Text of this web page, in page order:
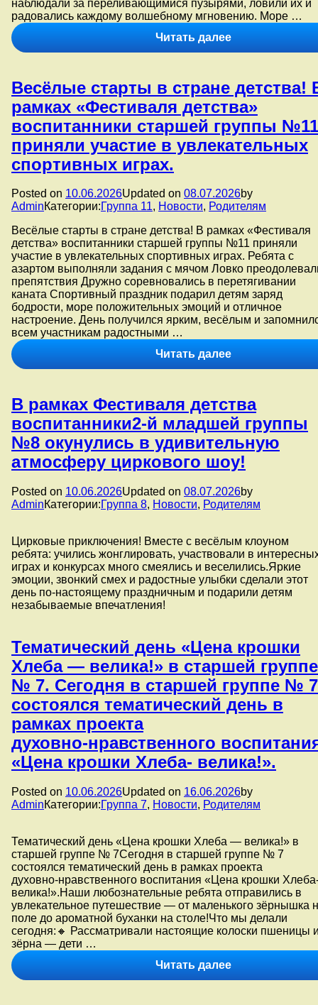
наблюдали за переливающимися пузырями, ловили их и
радовались каждому волшебному мгновению. Море …
Читать далееВ
воспитанники
средней
группы
№1
окунулись
в
мыльных
пузырей.
️Весёлые старты в стране детства!
рамках «Фестиваля детства»
воспитанники старшей группы №11
приняли участие в увлекательных
спортивных играх.
Posted on 10.06.2026Updated on 08.07.2026by
AdminКатегории: Группа 11, Новости, Родителям
️Весёлые старты в стране детства! В рамках «Фестиваля
детства» воспитанники старшей группы №11 приняли
участие в увлекательных спортивных играх. ️Ребята с
азартом выполняли задания с мячом Ловко
препятствия Дружно соревновались в перетягивании
каната ️Спортивный праздник подарил детям заряд
бодрости, море положительных эмоций и отличное
настроение. День получился ярким, весёлым и
всем участникам радостными …
Читать далее️Весёлые
старты
детства!
В
рамках
«Фестиваля
детства»
воспитанники
группы
№11
в
спортивных
играх.
В рамках Фестиваля детства
воспитанники2-й младшей группы
№8 окунулись в удивительную
атмосферу циркового шоу!
Posted on 10.06.2026Updated on 08.07.2026by
AdminКатегории:Группа 8, Новости, Родителям
Цирковые приключения! Вместе с весёлым клоуном
ребята: учились жонглировать, участвовали в
играх и конкурсах много смеялись и веселились.Яркие
эмоции, звонкий смех и радостные улыбки сделали этот
день по-настоящему праздничным и подарили детям
незабываемые впечатления!
Тематический день «Цена крошки
Хлеба — велика!» в старшей группе
№ 7. Сегодня в старшей группе № 7
состоялся тематический день в
рамках проекта
духовно‑нравственного
«Цена крошки Хлеба- велика!».
Posted on 10.06.2026Updated on 16.06.2026by
AdminКатегории:Группа 7, Новости, Родителям
Тематический день «Цена крошки Хлеба — велика!» в
старшей группе № 7Сегодня в старшей группе № 7
состоялся тематический день в рамках проекта
духовно‑нравственного воспитания «Цена крошки
велика!».Наши любознательные ребята отправились в
увлекательное путешествие — от маленького зёрнышка
поле до ароматной буханки на столе!Что мы делали
сегодня:🔸 Рассматривали настоящие колоски пшеницы
зёрна — дети …
Читать далееТематический